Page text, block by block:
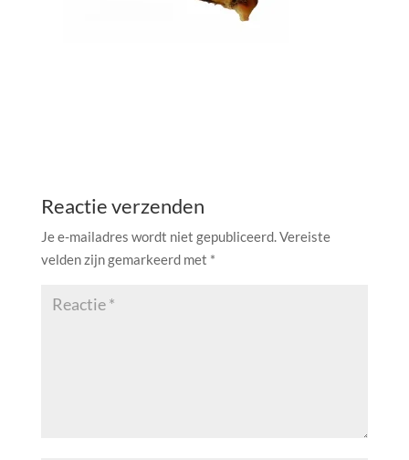
Reactie verzenden
Je e-mailadres wordt niet gepubliceerd.Vereiste
velden zijn gemarkeerd met *